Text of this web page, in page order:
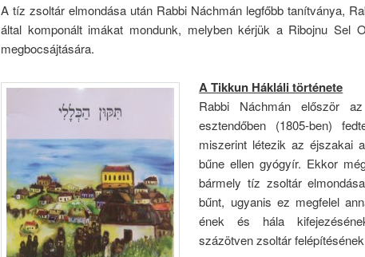
A tíz zsoltár elmondása után Rabbi Náchmán legfőbb tanítványa,
által komponált imákat mondunk, melyben kérjük a Ribojnu Sel
megbocsájtására.
A Tikkun Hákláli története
Rabbi Náchmán először
esztendőben (1805-ben)
miszerint létezik az éjszakai
bűne ellen gyógyír. Ekkor
bármely tíz zsoltár
bűnt, ugyanis ez megfelel
ének és hála
százötven zsoltár